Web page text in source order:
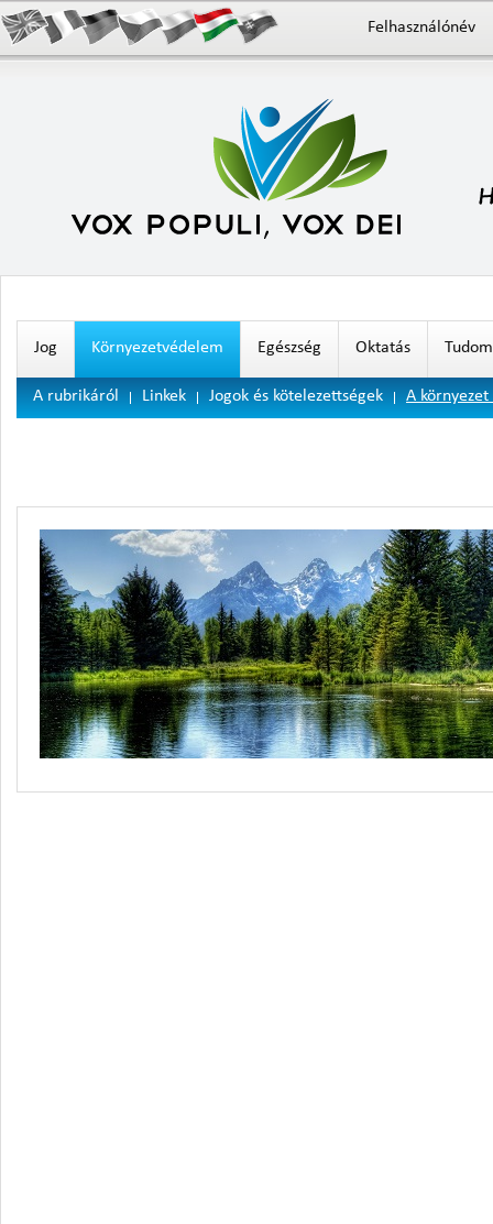
Jog Környezetvédelem Egészség Oktatás
A rubrikáról Linkek Jogok és kötelezettségek A
Felhasználónév